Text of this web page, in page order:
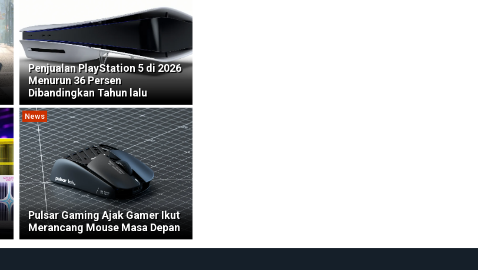
Penjualan PlayStation 5 di 2026
Menurun 36 Persen
Dibandingkan Tahun lalu
News
Pulsar Gaming Ajak Gamer Ikut
Merancang Mouse Masa Depan